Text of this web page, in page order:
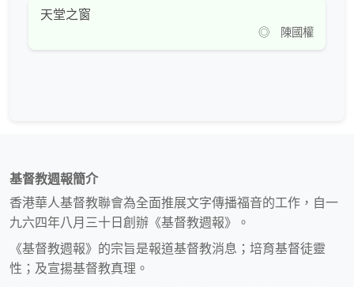
天堂之窗
◎ 陳國權
基督教週報簡介
香港華人基督教聯會為全面推展文字傳播福音的工作，自一
九六四年八月三十日創辦《基督教週報》。
《基督教週報》的宗旨是報道基督教消息；培育基督徒靈
性；及宣揚基督教真理。